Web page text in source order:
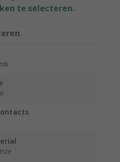
te selecteren.